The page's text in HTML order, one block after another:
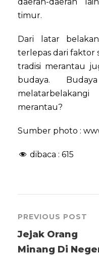
timur.
Dari latar
terlepas dari faktor
tradisi merantau
budaya.
merantau?
Sumber photo :
dibaca : 615
PREVIOUS POST
Jejak Orang
Minang Di